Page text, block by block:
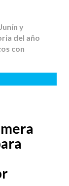
y
del año
con